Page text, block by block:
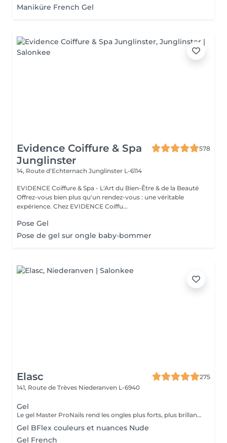
Maniküre French Gel
Evidence Coiffure & Spa
Junglinster
578
14, Route d‘Echternach Junglinster L-6114
EVIDENCE Coiffure & Spa - L'Art du Bien-Être & de la Beauté
Offrez-vous bien plus qu'un rendez-vous : une véritable
expérience. Chez EVIDENCE Coiffu...
Pose Gel
Pose de gel sur ongle baby-bommer
Elasc
275
141, Route de Trèves Niederanven L-6940
Gel
Le gel Master ProNails rend les ongles plus forts, plus brillants et plus résistants. Il s'applique en couches très fines et a une tenue d'environ 3 semaines. Si les ongles sont courts ou rongés, il suffit de les rallonger avec la technique du chablon.
Gel BFlex couleurs et nuances Nude
Gel French